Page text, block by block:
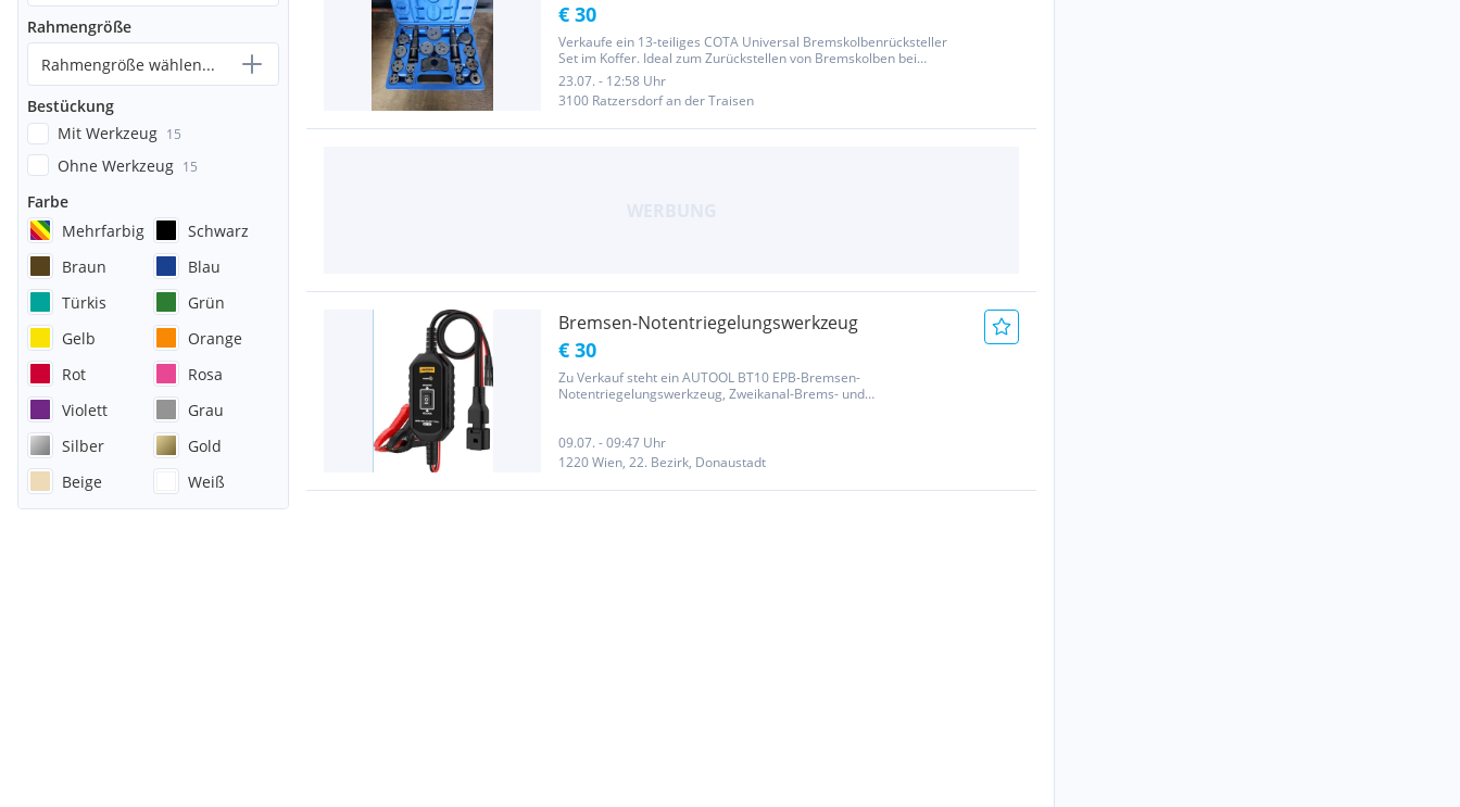
Rahmengröße
Rahmengröße wählen...
Bestückung
Mit Werkzeug 15
Ohne Werkzeug 15
Farbe
Mehrfarbig
Schwarz
Braun
Blau
Türkis
Grün
Gelb
Orange
Rot
Rosa
Violett
Grau
Silber
Gold
Beige
Weiß
€ 30
Verkaufe ein 13-teiliges COTA Universal Bremskolbenrücksteller
Set im Koffer. Ideal zum Zurückstellen von Bremskolben bei
Scheibenbremsen, passend für viele Fahrzeugmarken. Perfekt für
Hobbyschrauber oder Werkstatt. Guter gebrauchter Zustand,
vollständig...
23.07. - 12:58 Uhr
3100 Ratzersdorf an der Traisen
Bremsen-Notentriegelungswerkzeug
€ 30
Zu Verkauf steht ein AUTOOL BT10 EPB-Bremsen-
Notentriegelungswerkzeug, Zweikanal-Brems- und
Reklamation oder Rückgabe möglich...
09.07. - 09:47 Uhr
1220 Wien, 22. Bezirk, Donaustadt